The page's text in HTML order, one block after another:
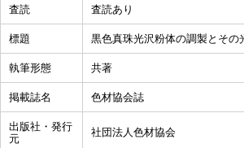
査読 査読あり
標題 黒色真珠光沢粉体の調製とその
執筆形態 共著
掲載誌名 色材協会誌
出版社・発行
元
社団法人色材協会